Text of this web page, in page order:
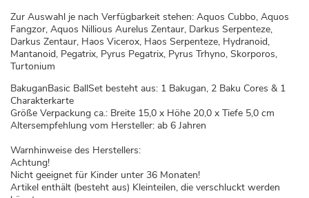
Zur Auswahl je nach Verfügbarkeit stehen: Aquos Cubbo, Aquos
Fangzor, Aquos Nillious Aurelus Zentaur, Darkus Serpenteze,
Darkus Zentaur, Haos Vicerox, Haos Serpenteze, Hydranoid,
Mantanoid, Pegatrix, Pyrus Pegatrix, Pyrus Trhyno, Skorporos,
Turtonium
BakuganBasic BallSet besteht aus: 1 Bakugan, 2 Baku Cores & 1
Charakterkarte
Größe Verpackung ca.: Breite 15,0 x Höhe 20,0 x Tiefe 5,0 cm
Altersempfehlung vom Hersteller: ab 6 Jahren
Warnhinweise des Herstellers:
Achtung!
Nicht geeignet für Kinder unter 36 Monaten!
Artikel enthält (besteht aus) Kleinteilen, die verschluckt werden